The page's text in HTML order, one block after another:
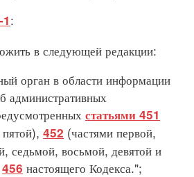
:
в следующей редакции:
орган в области информации
административных
статьями 451
452 (частями первой,
седьмой, восьмой, девятой и
456 настоящего Кодекса.";